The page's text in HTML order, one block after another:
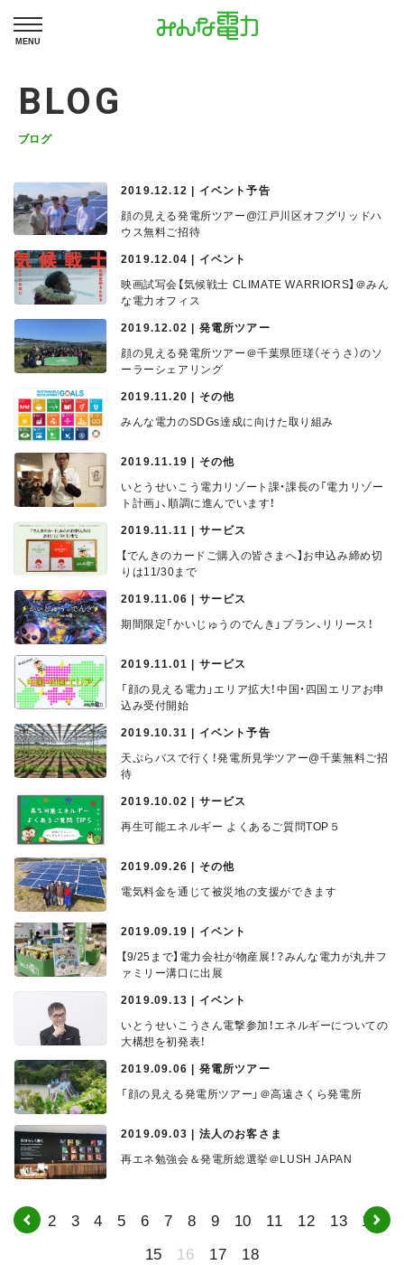
MENU
BLOG
ブログ
2019.12.12 | イベント予告
顔の見える発電所ツアー@江戸川区オフグリッドハ
ウス無料ご招待
2019.12.04 | イベント
映画試写会【気候戦士 CLIMATE WARRIORS】＠みん
な電力オフィス
2019.12.02 | 発電所ツアー
顔の見える発電所ツアー＠千葉県匝瑳（そうさ）のソ
ーラーシェアリング
2019.11.20 | その他
みんな電力のSDGs達成に向けた取り組み
2019.11.19 | その他
いとうせいこう電力リゾート課・課長の「電力リゾー
ト計画」、順調に進んでいます！
2019.11.11 | サービス
【でんきのカードご購入の皆さまへ】お申込み締め切
りは11/30まで
2019.11.06 | サービス
期間限定「かいじゅうのでんき」プラン、リリース！
2019.11.01 | サービス
「顔の見える電力」エリア拡大！中国・四国エリアお申
込み受付開始
2019.10.31 | イベント予告
天ぷらバスで行く！発電所見学ツアー@千葉無料ご招
待
2019.10.02 | サービス
再生可能エネルギー よくあるご質問TOP５
2019.09.26 | その他
電気料金を通じて被災地の支援ができます
2019.09.19 | イベント
【9/25まで】電力会社が物産展！？みんな電力が丸井フ
ァミリー溝口に出展
2019.09.13 | イベント
いとうせいこうさん電撃参加！エネルギーについての
大構想を初発表！
2019.09.06 | 発電所ツアー
「顔の見える発電所ツアー」＠高遠さくら発電所
2019.09.03 | 法人のお客さま
再エネ勉強会＆発電所総選挙＠LUSH JAPAN
1 2 3 4 5 6 7 8 9 10 11 12 13
14
15
16 17 18